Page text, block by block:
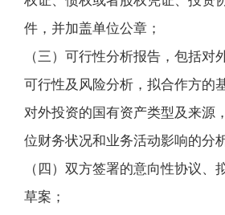
件，并加盖单位公章；
（三）可行性分析报告，包括对
可行性及风险分析，拟合作方的
对外投资的国有资产类型及来源
位财务状况和业务活动影响的分
（四）双方签署的意向性协议、
草案；